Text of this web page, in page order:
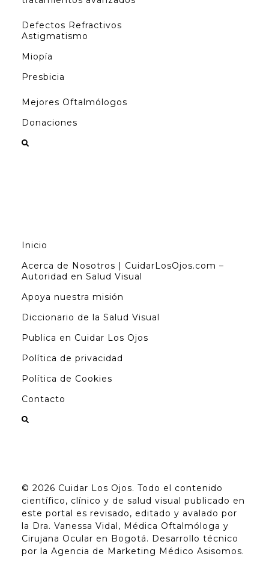
Defectos Refractivos
Astigmatismo
Miopía
Presbicia
Mejores Oftalmólogos
Donaciones
Inicio
Acerca de Nosotros | CuidarLosOjos.com –
Autoridad en Salud Visual
Apoya nuestra misión
Diccionario de la Salud Visual
Publica en Cuidar Los Ojos
Política de privacidad
Política de Cookies
Contacto
© 2026 Cuidar Los Ojos. Todo el contenido
científico, clínico y de salud visual publicado en
este portal es revisado, editado y avalado por
la Dra. Vanessa Vidal, Médica Oftalmóloga y
Cirujana Ocular en Bogotá. Desarrollo técnico
por la Agencia de Marketing Médico Asisomos.